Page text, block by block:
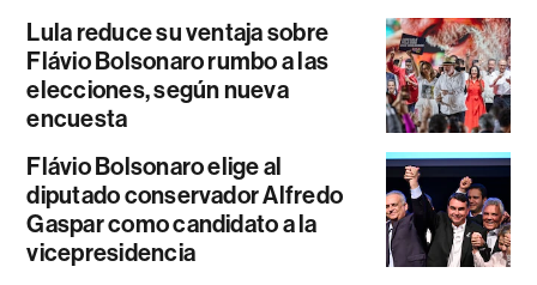
Lula reduce su ventaja sobre
Flávio Bolsonaro rumbo a las
elecciones, según nueva
encuesta
Flávio Bolsonaro elige al
diputado conservador Alfredo
Gaspar como candidato a la
vicepresidencia